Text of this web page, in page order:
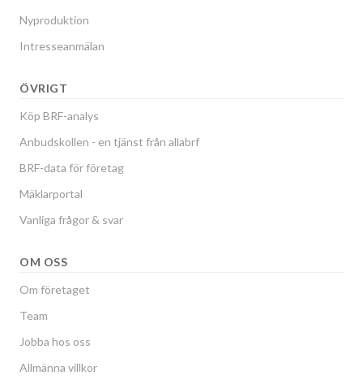
Nyproduktion
Intresseanmälan
ÖVRIGT
Köp BRF-analys
Anbudskollen - en tjänst från allabrf
BRF-data för företag
Mäklarportal
Vanliga frågor & svar
OM OSS
Om företaget
Team
Jobba hos oss
Allmänna villkor